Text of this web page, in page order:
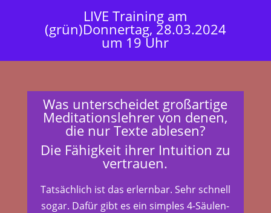
LIVE Training am
(grün)Donnertag, 28.03.2024
um 19 Uhr
Was unterscheidet großartige
Meditationslehrer von denen,
die nur Texte ablesen?
Die Fähigkeit ihrer Intuition zu
vertrauen.
Tatsächlich ist das erlernbar. Sehr schnell
sogar. Dafür gibt es ein simples 4-Säulen-